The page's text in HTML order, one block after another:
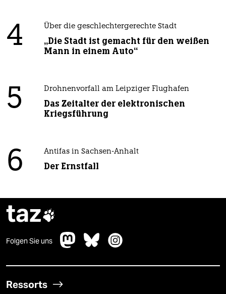
4 Über die geschlechtergerechte Stadt
„Die Stadt ist gemacht für den weißen
Mann in einem Auto“
5 Drohnenvorfall am Leipziger Flughafen
Das Zeitalter der elektronischen
Kriegsführung
6 Antifas in Sachsen-Anhalt
Der Ernstfall
taz
Folgen Sie uns
Ressorts